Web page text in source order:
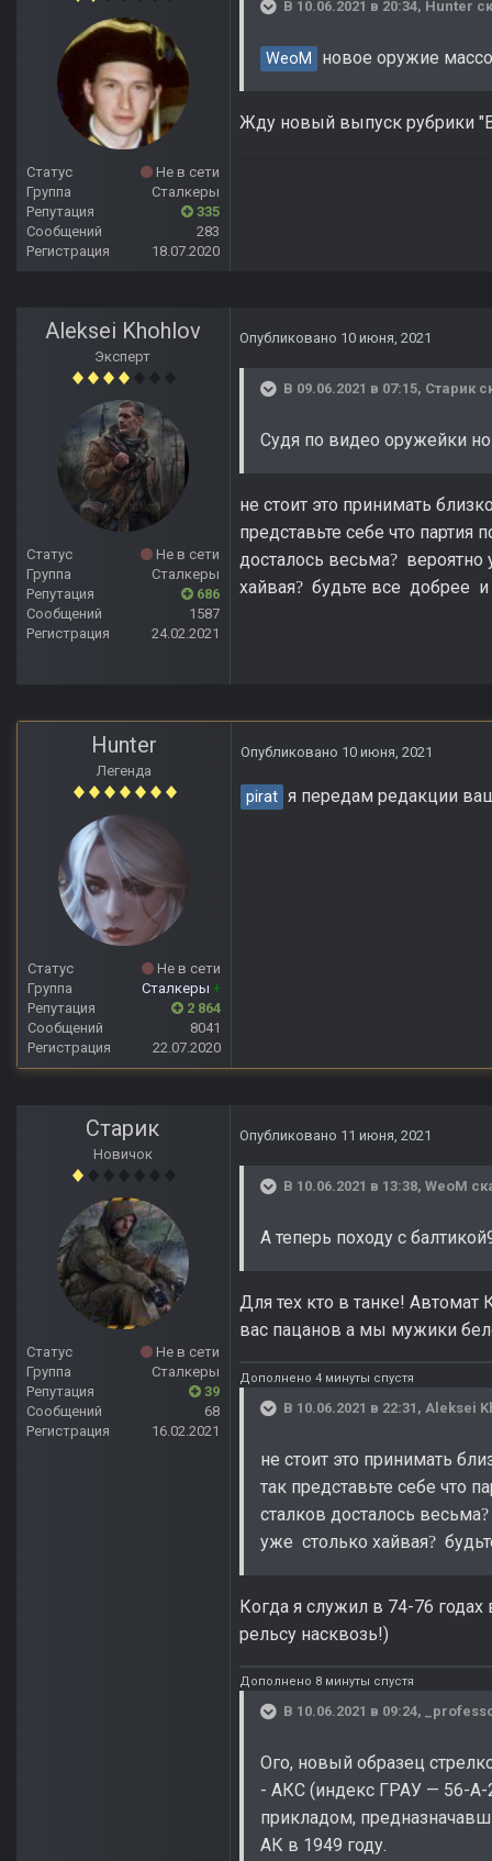
Статус
Не в сети
Группа
Сталкеры
Репутация
335
Сообщений
283
Регистрация
18.07.2020
В 10.06.2021 в 20:34, Hunter
WeoM новое оружие
Жду новый выпуск рубрики
Aleksei Khohlov
Эксперт
Статус
Не в сети
Группа
Сталкеры
Репутация
686
Сообщений
1587
Регистрация
24.02.2021
Опубликовано 10 июня, 2021
В 09.06.2021 в 07:15, Старик
Судя по видео оружейки
не стоит это принимать
представьте себе что партия
досталось весьма?
хайвая? будьте все добрее
Hunter
Легенда
Статус
Не в сети
Группа
Сталкеры +
Репутация
2 864
Сообщений
8041
Регистрация
22.07.2020
Опубликовано 10 июня, 2021
pirat я передам редакции
Старик
Новичок
Статус
Не в сети
Группа
Сталкеры
Репутация
39
Сообщений
68
Регистрация
16.02.2021
Опубликовано 11 июня, 2021
В 10.06.2021 в 13:38, WeoM
А теперь походу с
Для тех кто в танке!
вас пацанов а мы мужики
Дополнено 4 минуты спустя
В 10.06.2021 в 22:31, Aleksei
не стоит это принимать
так представьте себе что
сталков досталось весьма?
уже столько хайвая?
Когда я служил в 74-76
рельсу насквозь!)
Дополнено 8 минуты спустя
В 10.06.2021 в 09:24,
Ого, новый образец
- АКС (индекс ГРАУ — 56-
прикладом,
АК в 1949 году.